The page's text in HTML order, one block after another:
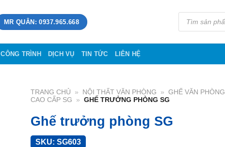
MR QUÂN: 0937.965.668
Tìm
kiếm
phẩm
CÔNG TRÌNH DỊCH VỤ TIN TỨC LIÊN HỆ
TRANG CHỦ » NỘI THẤT VĂN PHÒNG » GHẾ VĂN PHÒNG
CAO CẤP SG
» GHẾ TRƯỞNG PHÒNG SG
Ghế trưởng phòng SG
SKU: SG603